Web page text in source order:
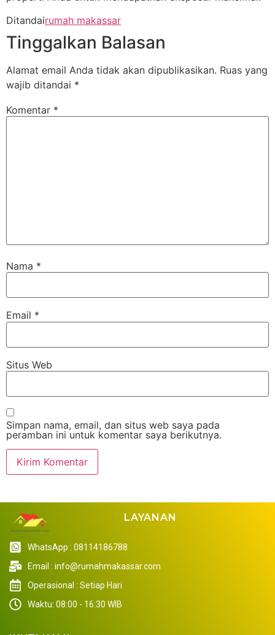
Ditandairumah makassar
Tinggalkan Balasan
Alamat email Anda tidak akan dipublikasikan. Ruas yang
wajib ditandai *
Komentar *
Nama *
Email *
Situs Web
Simpan nama, email, dan situs web saya pada
peramban ini untuk komentar saya berikutnya.
LAYANAN
WhatsApp : 08114186788
Email : info@rumahmakassar.com
Operasional : Setiap Hari
Waktu: 08:00 - 16:30 WIB